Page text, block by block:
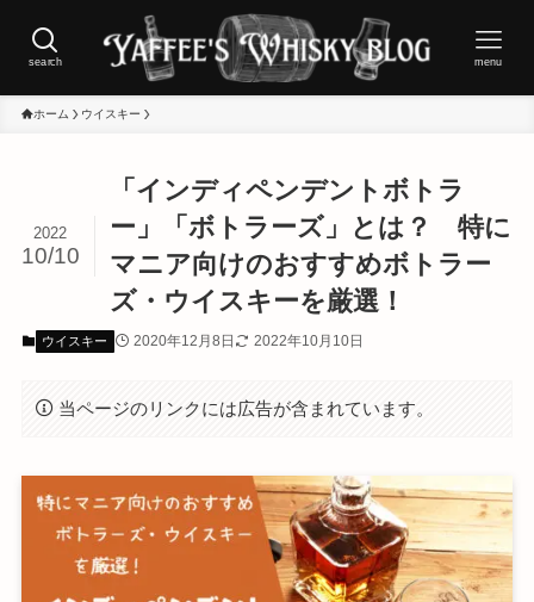
search menu
ホーム ウイスキー
「インディペンデントボトラ
ー」「ボトラーズ」とは？ 特に
マニア向けのおすすめボトラー
ズ・ウイスキーを厳選！
2022
10/10
ウイスキー 2020年12月8日 2022年10月10日
当ページのリンクには広告が含まれています。